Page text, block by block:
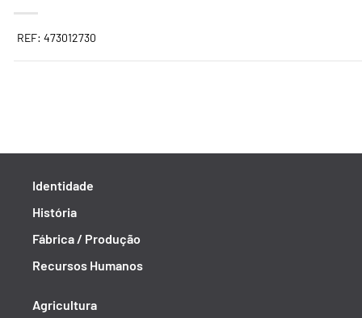
REF: 473012730
Identidade
História
Fábrica / Produção
Recursos Humanos
Agricultura